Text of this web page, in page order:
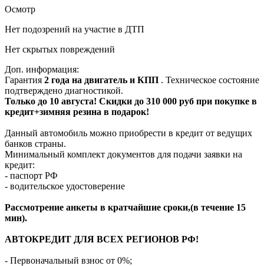
Осмотр
Нет подозрений на участие в ДТП
Нет скрытых повреждений
Доп. информация:
Гарантия 2 года на двигатель и КПП . Техническое состояние
подтверждено диагностикой.
Только до 10 августа! Скидки до 310 000 руб при покупке в
кредит+зимняя резина в подарок!
Данный автомобиль можно приобрести в кредит от ведущих
банков страны.
Минимальный комплект документов для подачи заявки на
кредит:
- паспорт РФ
- водительское удостоверение
Рассмотрение анкеты в кратчайшие сроки,(в течение 15
мин).
АВТОКРЕДИТ ДЛЯ ВСЕХ РЕГИОНОВ РФ!
- Первоначальный взнос от 0%;